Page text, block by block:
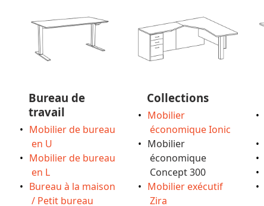
Bureau de
travail
Mobilier de bureau
en U
Mobilier de bureau
en L
Bureau à la maison
/ Petit bureau
Collections
Mobilier
économique Ionic
Mobilier
économique
Concept 300
Mobilier exécutif
Zira